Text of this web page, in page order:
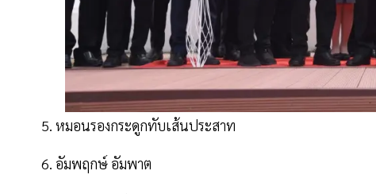
5. หมอนรองกระดูกทับเส้นประสาท
6. อัมพฤกษ์ อัมพาต